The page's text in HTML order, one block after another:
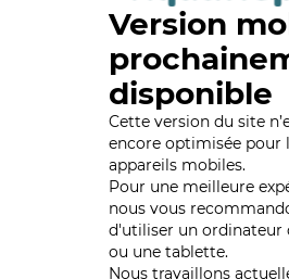
Version
disponible
Cette version du site
encore optimisée pour
appareils mobiles.
Pour une meilleure
nous vous
d'utiliser un ordinateur
ou une tablette.
Nous travaillons